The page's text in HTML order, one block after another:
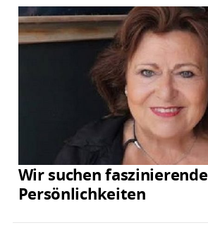
Wir suchen faszinierende
Persönlichkeiten